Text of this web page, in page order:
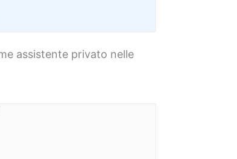
assistente privato nelle